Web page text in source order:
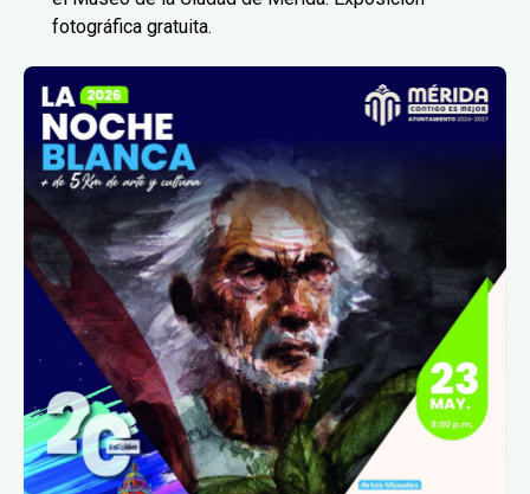
fotográfica gratuita.